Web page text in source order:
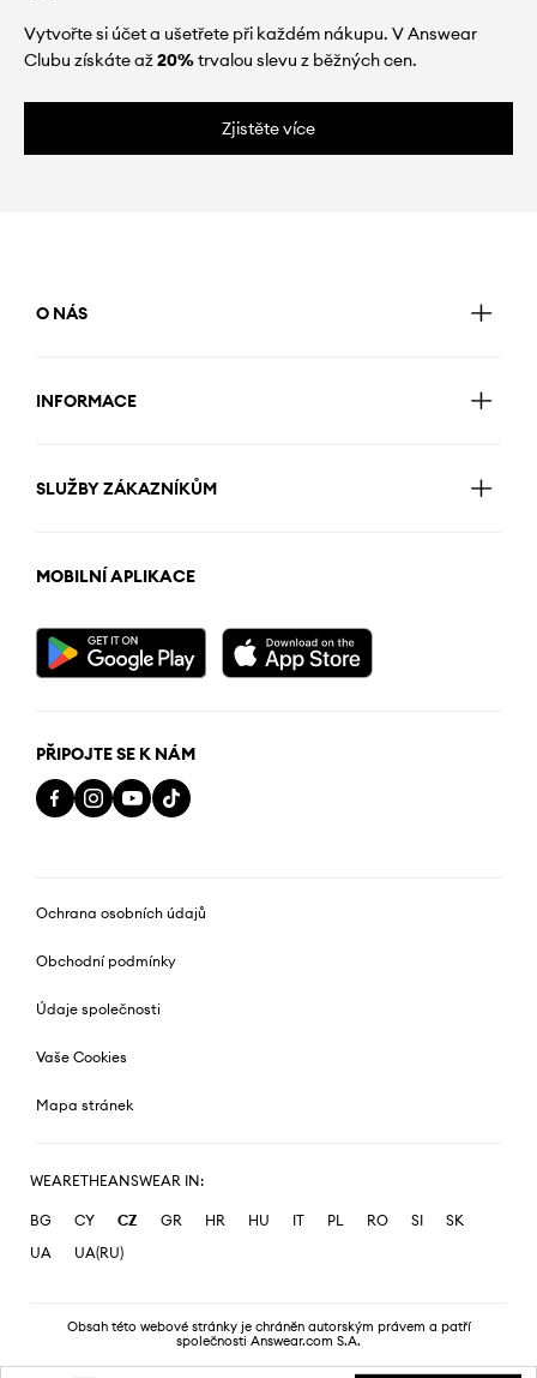
Vytvořte si účet a ušetřete při každém nákupu. V Answear
Clubu získáte až20%trvalou slevu z běžných cen.
Zjistěte více
O NÁS
INFORMACE
SLUŽBY ZÁKAZNÍKŮM
MOBILNÍ APLIKACE
PŘIPOJTE SE K NÁM
Ochrana osobních údajů
Obchodní podmínky
Údaje společnosti
Vaše Cookies
Mapa stránek
WEARETHEANSWEAR IN:
BG CY CZ GR HR HU IT PL RO SI
SK
UA
UA(RU)
Obsah této webové stránky je chráněn autorským právem a patří
společnosti Answear.com S.A.